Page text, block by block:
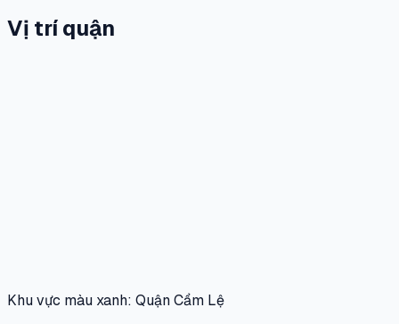
Vị trí quận
Khu vực màu xanh: Quận Cẩm Lệ